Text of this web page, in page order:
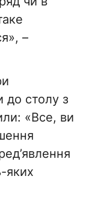
–
до столу з
«Все, ви
яких